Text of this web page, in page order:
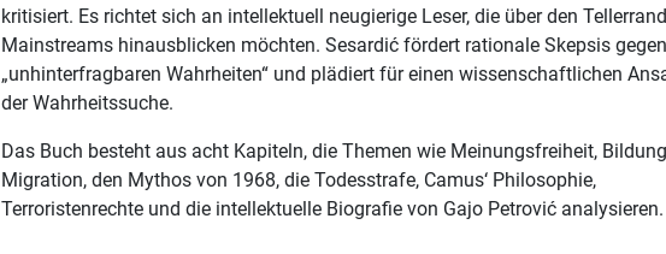
kritisiert. Es richtet sich an intellektuell neugierige Leser, die über den
Mainstreams hinausblicken möchten. Sesardić fördert rationale Skepsis
„unhinterfragbaren Wahrheiten“ und plädiert für einen wissenschaftlichen
der Wahrheitssuche.
Das Buch besteht aus acht Kapiteln, die Themen wie Meinungsfreiheit,
Migration, den Mythos von 1968, die Todesstrafe, Camus‘ Philosophie,
Terroristenrechte und die intellektuelle Biografie von Gajo Petrović analysieren.